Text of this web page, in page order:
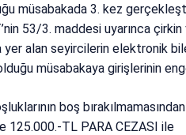
müsabakada 3. kez
53/3. maddesi uyarınca
alan seyircilerin elektronik
müsabakaya girişlerinin
boş
125.000.-TL PARA CEZASI ile